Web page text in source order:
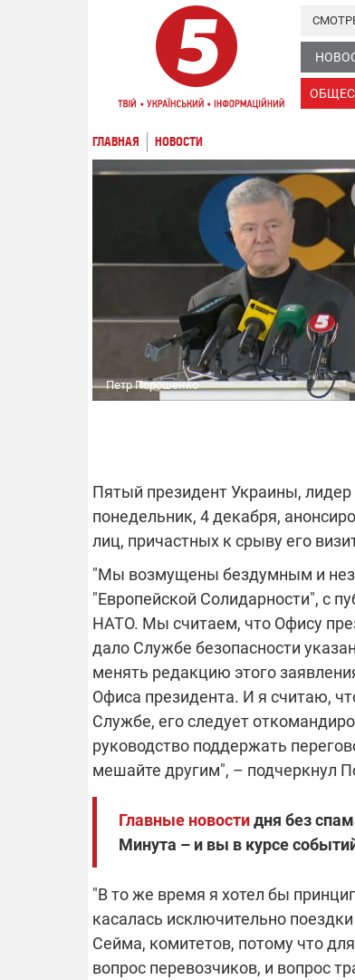
ГЛАВНАЯ НОВОСТИ
Петр Порошенко
Пятый президент Украины,
понедельник, 4 декабря,
лиц, причастных к срыву его
"Мы возмущены бездумным и
"Европейской Солидарности", с
НАТО. Мы считаем, что Офису
дало Службе безопасности
менять редакцию этого
Офиса президента. И я считаю,
Службе, его следует
руководство поддержать
мешайте другим", – подчеркнул
Главные новостидня без
Минута – и вы в курсе
"В то же время я хотел бы
касалась исключительно
Сейма, комитетов, потому что
вопрос перевозчиков, и вопрос
РЭБ
ВСУ